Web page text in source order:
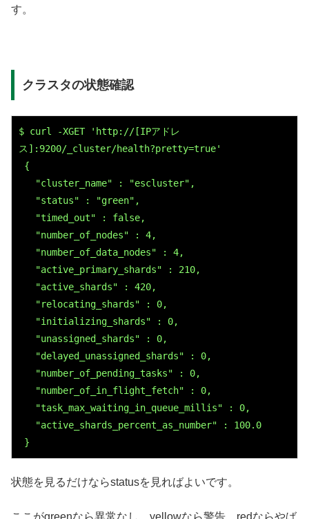
す。
クラスタの状態確認
$ curl -XGET 'http://[IPアドレ
ス]:9200/_cluster/health?pretty=true'
}
状態を見るだけならstatusを見ればよいです。